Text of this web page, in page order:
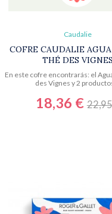
Caudalie
COFRE CAUDALIE AGUA
THÉ DES
En este cofre encontrarás: el
des Vignes y 2
18,36 €